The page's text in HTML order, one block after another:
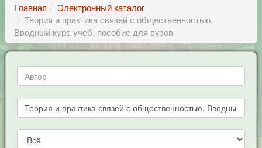
Главная
Электронный каталог
Теория и практика связей с общественностью.
Вводный курс учеб. пособие для вузов